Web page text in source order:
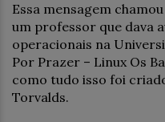
Essa mensagem
um professor que dava
operacionais na
Por Prazer – Linux Os
como tudo isso foi
Torvalds.